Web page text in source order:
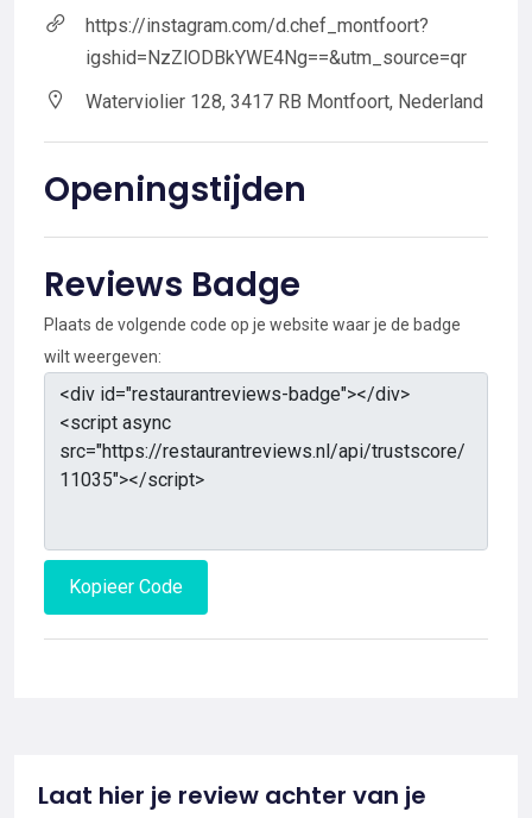
https://instagram.com/d.chef_montfoort?
igshid=NzZlODBkYWE4Ng==&utm_source=qr
Waterviolier 128, 3417 RB Montfoort, Nederland
Openingstijden
Reviews Badge
Plaats de volgende code op je website waar je de badge
wilt weergeven:
Kopieer Code
Laat hier je review achter van je